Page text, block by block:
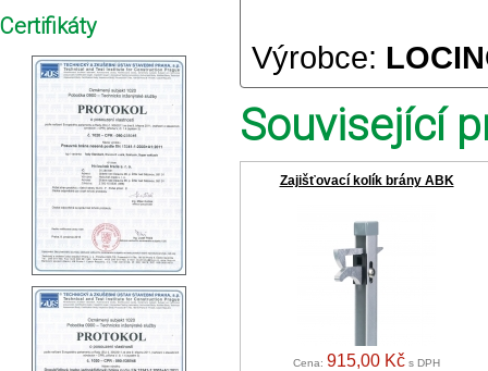
Výrobce:
Související
Zajišťovací kolík brány ABK
Cena: 915,00 Kč s DPH
Certifikáty